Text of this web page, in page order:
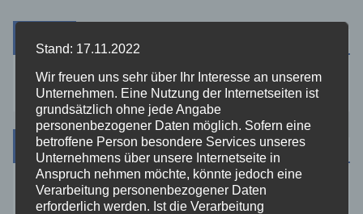
Kategorien
Aktuelles
Stand: 17.11.2022
Wir freuen uns sehr über Ihr Interesse an unserem
Unternehmen. Eine Nutzung der Internetseiten ist
grundsätzlich ohne jede Angabe
personenbezogener Daten möglich. Sofern eine
betroffene Person besondere Services unseres
Unternehmens über unsere Internetseite in
Anspruch nehmen möchte, könnte jedoch eine
Verarbeitung personenbezogener Daten
erforderlich werden. Ist die Verarbeitung